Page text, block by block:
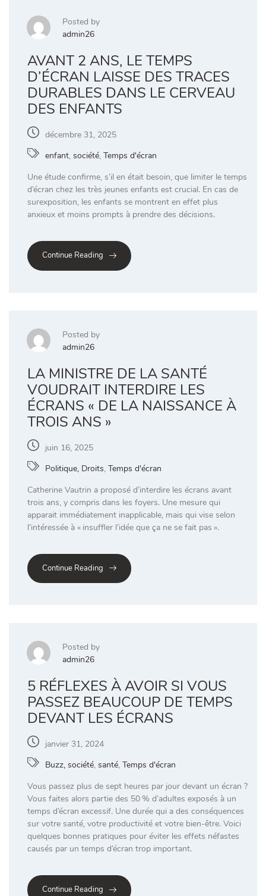
Posted by
admin26
AVANT 2 ANS, LE TEMPS
D’ÉCRAN LAISSE DES TRACES
DURABLES DANS LE CERVEAU
DES ENFANTS
décembre 31, 2025
enfant, société, Temps d'écran
Une étude confirme, s’il en était besoin, que limiter le temps
d’écran chez les très jeunes enfants est crucial. En cas de
surexposition, les enfants se montrent en effet plus
anxieux et moins prompts à prendre des décisions.
Continue Reading
Posted by
admin26
LA MINISTRE DE LA SANTÉ
VOUDRAIT INTERDIRE LES
ÉCRANS « DE LA NAISSANCE À
TROIS ANS »
juin 16, 2025
Politique, Droits, Temps d'écran
Catherine Vautrin a proposé d’interdire les écrans avant
trois ans, y compris dans les foyers. Une mesure qui
apparait immédiatement inapplicable, mais qui vise selon
l’intéressée à « insuffler l’idée que ça ne se fait pas ».
Continue Reading
Posted by
admin26
5 RÉFLEXES À AVOIR SI VOUS
PASSEZ BEAUCOUP DE TEMPS
DEVANT LES ÉCRANS
janvier 31, 2024
Buzz, société, santé, Temps d'écran
Vous passez plus de sept heures par jour devant un écran ?
Vous faites alors partie des 50 % d’adultes exposés à un
temps d’écran excessif. Une durée qui a des conséquences
sur votre santé, votre productivité et votre bien-être. Voici
quelques bonnes pratiques pour éviter les effets néfastes
causés par un temps d’écran trop important.
Continue Reading